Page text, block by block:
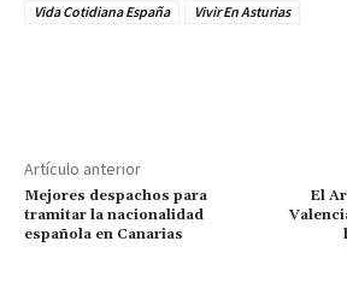
Vida Cotidiana España
Vivir En Asturias
Artículo anterior
Mejores despachos para
tramitar la nacionalidad
española en Canarias
El